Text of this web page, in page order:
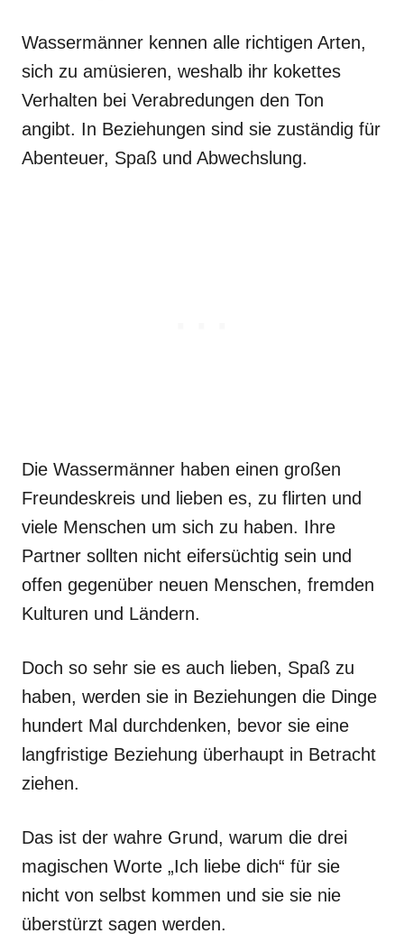
Wassermänner kennen alle richtigen Arten,
sich zu amüsieren, weshalb ihr kokettes
Verhalten bei Verabredungen den Ton
angibt. In Beziehungen sind sie zuständig für
Abenteuer, Spaß und Abwechslung.
Die Wassermänner haben einen großen
Freundeskreis und lieben es, zu flirten und
viele Menschen um sich zu haben. Ihre
Partner sollten nicht eifersüchtig sein und
offen gegenüber neuen Menschen, fremden
Kulturen und Ländern.
Doch so sehr sie es auch lieben, Spaß zu
haben, werden sie in Beziehungen die Dinge
hundert Mal durchdenken, bevor sie eine
langfristige Beziehung überhaupt in Betracht
ziehen.
Das ist der wahre Grund, warum die drei
magischen Worte „Ich liebe dich“ für sie
nicht von selbst kommen und sie sie nie
überstürzt sagen werden.